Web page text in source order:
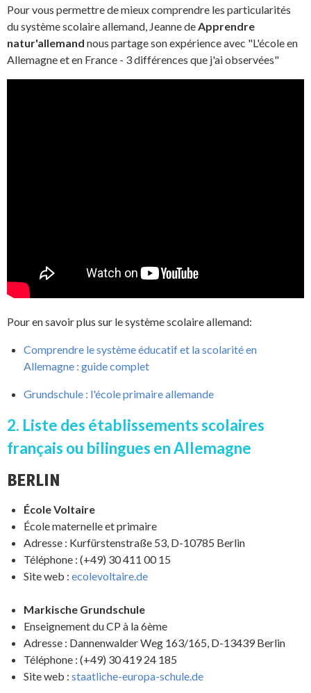
Pour vous permettre de mieux comprendre les particularités
du système scolaire allemand, Jeanne deApprendre
natur'allemand nous partage son expérience avec "L'école en
Allemagne et en France - 3 différences que j'ai observées"
Pour en savoir plus sur le système scolaire allemand:
Comprendre le système éducatif et la scolarité en
Allemagne : guide complet
Grundschule : l'école primaire allemande
2. Liste des établissements scolaires
français ou bilingues en Allemagne
BERLIN
École Voltaire
École maternelle et primaire
Adresse : Kurfürstenstraße 53, D-10785 Berlin
Téléphone : (+49) 30 411 00 15
Site web : ecolevoltaire.de
Markische Grundschule
Enseignement du CP à la 6ème
Adresse : Dannenwalder Weg 163/165, D-13439 Berlin
Téléphone : (+49) 30 419 24 185
Site web : staatliche-europa-schule.de